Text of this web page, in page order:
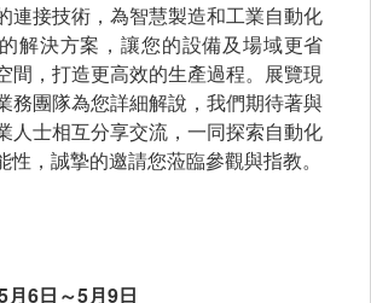
連接技術，為智慧製造和工業自動化
解決方案，讓您的設備及場域更省
間，打造更高效的生產過程。展覽現
務團隊為您詳細解說，我們期待著與
人士相互分享交流，一同探索自動化
性，誠摯的邀請您蒞臨參觀與指教。
月6日～5月9日